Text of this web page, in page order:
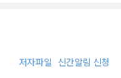
and comestibl
저자파일 신간알림 신청